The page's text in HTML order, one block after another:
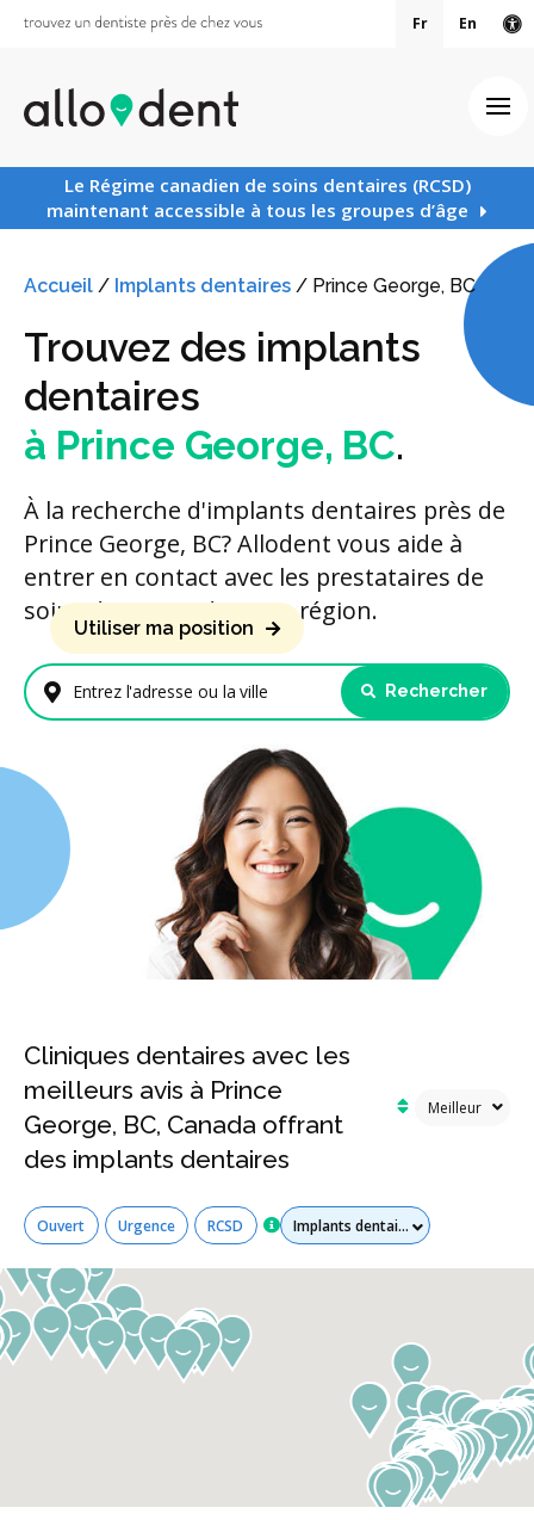
Fr En
Le Régime canadien de soins dentaires (RCSD)
maintenant accessible à tous les groupes d’âge
Accueil / Implants dentaires / Prince George, BC
Trouvez des implants
dentaires
à Prince George, BC.
À la recherche d'implants dentaires près de
Prince George, BC? Allodent vous aide à
entrer en contact avec les prestataires de
soins dentaires de votre région.
Entrez l'adresse ou la ville
Utiliser ma position
Rechercher
Cliniques dentaires avec les
meilleurs avis à Prince
George, BC, Canada offrant
des implants dentaires
Ouvert Urgence RCSD Tous les services